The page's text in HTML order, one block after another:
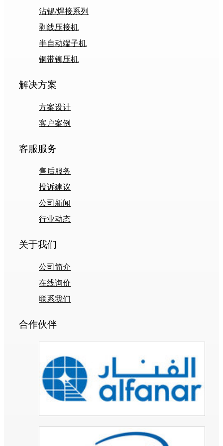
沾锡/焊接系列
剥线压接机
半自动端子机
铜带铆压机
解决方案
方案设计
客户案例
客服服务
售后服务
投诉建议
公司新闻
行业动态
关于我们
公司简介
在线询价
联系我们
合作伙伴